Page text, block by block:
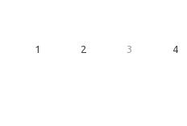
1 2 3 4